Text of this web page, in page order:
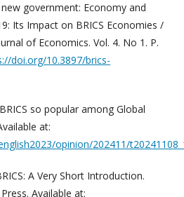
government: Economy and
Its Impact on BRICS Economies /
of Economics. Vol. 4. No 1. P.
doi.org/10.3897/brics-
so popular among Global
at:
opinion/202411/
A Very Short Introduction.
Available at: